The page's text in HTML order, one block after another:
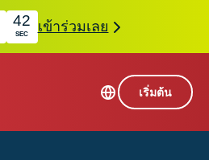
42
SEC เข้าร่วมเลย
เริ่มต้น